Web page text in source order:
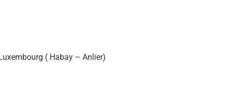
( Habay – Anlier)